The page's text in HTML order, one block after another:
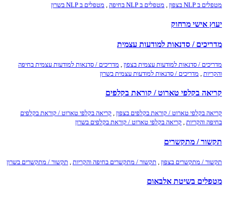
מטפלים ב NLP בצפון מטפלים ב NLP בחיפה מטפלים ב NLP בשרון
יעוץ אישי מרחוק
מדריכים / סדנאות למודעות עצמית
מדריכים / סדנאות למודעות עצמית בצפון
מדריכים / סדנאות למודעות עצמית בחיפה
והקריות
מדריכים / סדנאות למודעות עצמית בשרון
קריאה בקלפי טארוט / קוראת בקלפים
קריאה בקלפי טארוט / קוראת בקלפים בצפון , קריאה בקלפי טארוט / קוראת בקלפים
בחיפה והקריות , קריאה בקלפי טארוט / קוראת בקלפים בשרון
תקשור / מתקשרים
תקשור / מתקשרים בצפון תקשור / מתקשרים בחיפה והקריות תקשור / מתקשרים בשרון
מטפלים בשיטת אלבאום